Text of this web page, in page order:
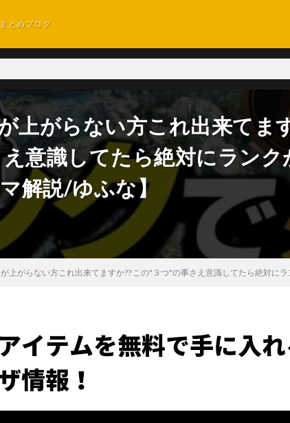
とめブログ
上がらない方これ出来てま
意識してたら絶対にランク
解説/ゆふな】
が上がらない方これ出来てますか?? この"３つ"の事さえ意識してたら絶対に